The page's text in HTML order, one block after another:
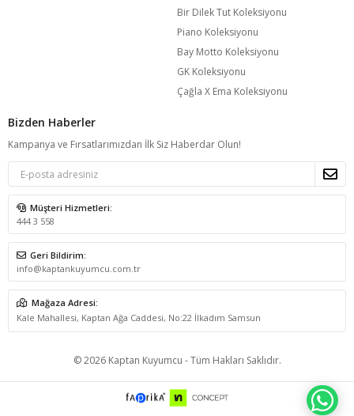
Bir Dilek Tut Koleksiyonu
Piano Koleksiyonu
Bay Motto Koleksiyonu
GK Koleksiyonu
Çağla X Ema Koleksiyonu
Bizden Haberler
Kampanya ve Fırsatlarımızdan İlk Siz Haberdar Olun!
Müşteri Hizmetleri:
444 3 558
Geri Bildirim:
info@kaptankuyumcu.com.tr
Mağaza Adresi:
Kale Mahallesi, Kaptan Ağa Caddesi, No:22 İlkadım Samsun
© 2026 Kaptan Kuyumcu - Tüm Hakları Saklıdır.